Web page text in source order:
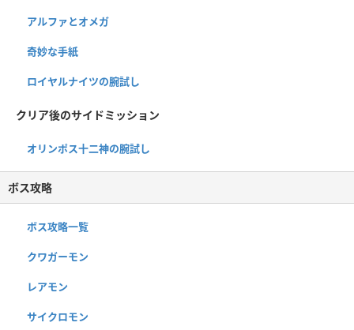
アルファとオメガ
奇妙な手紙
ロイヤルナイツの腕試し
クリア後のサイドミッション
オリンポス十二神の腕試し
ボス攻略
ボス攻略一覧
クワガーモン
レアモン
サイクロモン